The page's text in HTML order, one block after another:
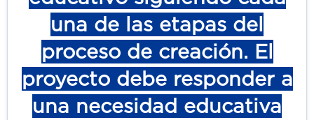
una de las etapas del
proceso de creación. El
proyecto debe responder a
una necesidad educativa